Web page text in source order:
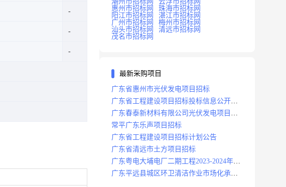
惠州市招标网
珠海市招标网
阳江市招标网
湛江市招标网
广州市招标网
梅州市招标网
汕头市招标网
清远市招标网
茂名市招标网
最新采购项目
广东省惠州市光伏发电项目招标
广东省工程建设项目招标投标信息公开目
录
广东春泰新材料有限公司光伏发电项目招
标
常平广东乐声项目招标
广东省工程建设项目招标计划公告
广东省清远市土方项目招标
广东粤电大埔电厂二期工程2023-2024年度
安保服务项目招标公告
广东平远县城区环卫清洁作业市场化承包